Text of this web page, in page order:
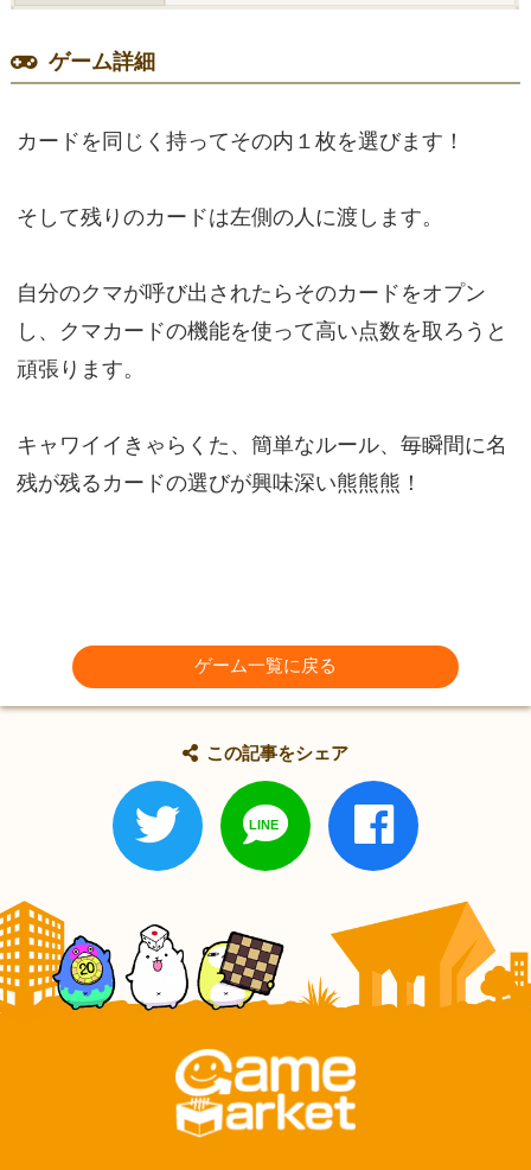
ゲーム詳細
カードを同じく持ってその内１枚を選びます！
そして残りのカードは左側の人に渡します。
自分のクマが呼び出されたらそのカードをオプン
し、クマカードの機能を使って高い点数を取ろうと
頑張ります。
キャワイイきゃらくた、簡単なルール、毎瞬間に名
残が残るカードの選びが興味深い熊熊熊！
ゲーム一覧に戻る
この記事をシェア